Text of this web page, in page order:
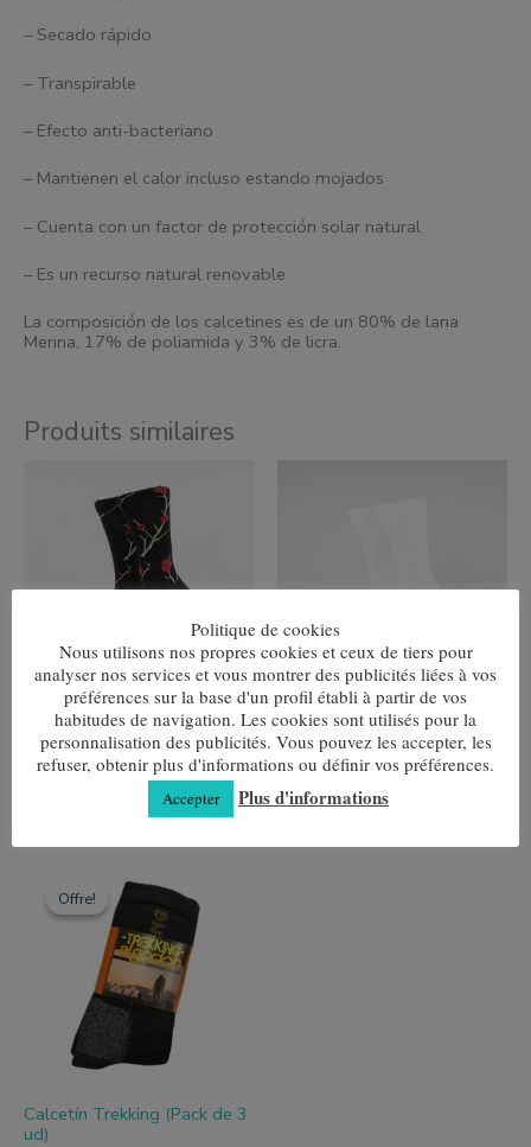
– Secado rápido
– Transpirable
– Efecto anti-bacteriano
– Mantienen el calor incluso estando mojados
– Cuenta con un factor de protección solar natural
– Es un recurso natural renovable
La composición de los calcetines es de un 80% de lana
Merina, 17% de poliamida y 3% de licra.
Produits similaires
Japon
7,80€
Choix des options
options
être
choisies
sur
la
page
de
produit
Blanc lisse
7,80€
Choix des options
options
choisies
sur
la
page
de
produit
Offre!
Offre!
Calcetín Trekking (Pack de 3
ud)
prix
initial
8,00 €.
prix
actuel
est :
7,50 €.
a
plusieurs
variantes.
page
Politique de cookies
Nous utilisons nos propres cookies et ceux de tiers pour
analyser nos services et vous montrer des publicités liées à vos
préférences sur la base d'un profil établi à partir de vos
habitudes de navigation. Les cookies sont utilisés pour la
personnalisation des publicités. Vous pouvez les accepter, les
refuser, obtenir plus d'informations ou définir vos préférences.
Accepter Plus d'informations